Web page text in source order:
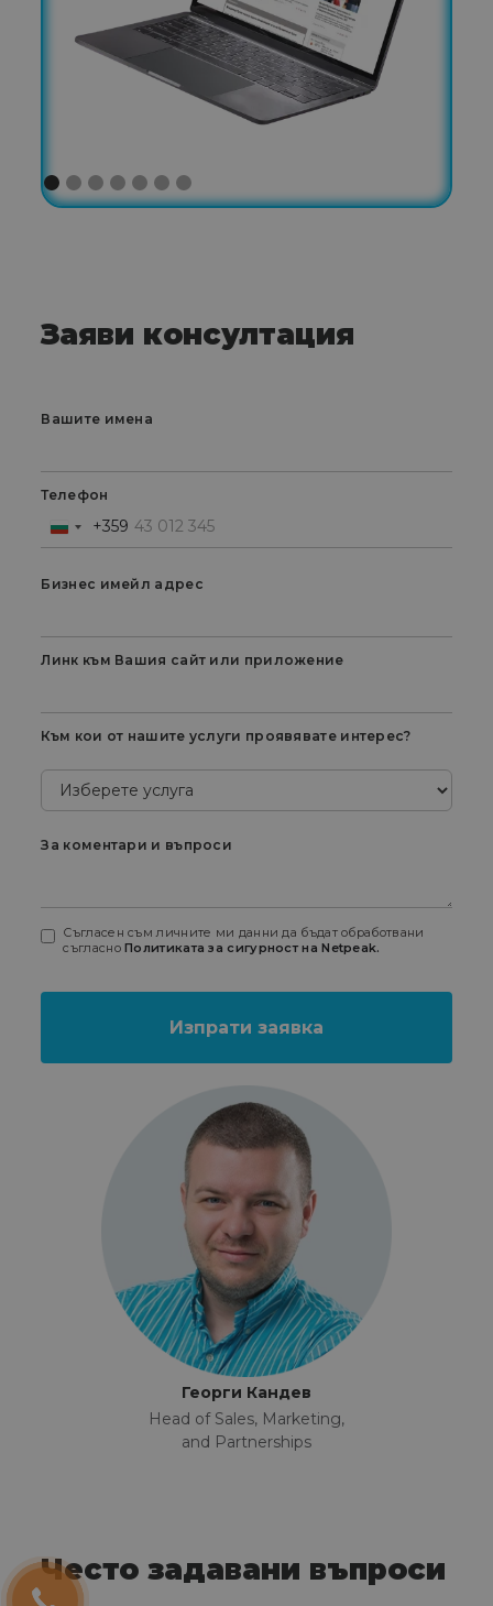
Заяви консултация
Вашите имена
Телефон
Bulgaria
+359
+359
Бизнес имейл адрес
Линк към Вашия сайт или приложение
Към кои от нашите услуги проявявате интерес?
За коментари и въпроси
Съгласен съм личните ми данни да бъдат обработвани
съгласноПолитиката за сигурност на Netpeak.
Георги Кандев
Head of Sales, Marketing,
and Partnerships
Често задавани въпроси